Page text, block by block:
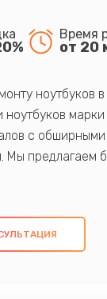
Время
от 20
ноутбуков
с
Мы предлагаем
оригинальных
обслуживание,